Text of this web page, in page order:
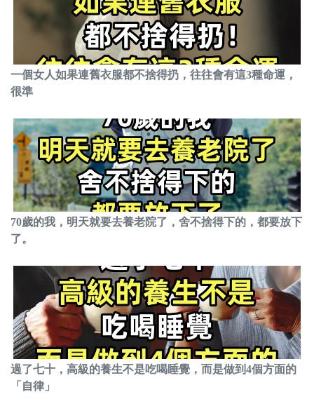
一個女人如果連舊衣服都不捨得扔，往往會有這3種命運，
很準
70歲的我，明天就要去養老院了，舍不捨得下的，都要放下
了。
過了七十，高級的養生不是吃喝睡覺，而是做到4個方面的
「自律」